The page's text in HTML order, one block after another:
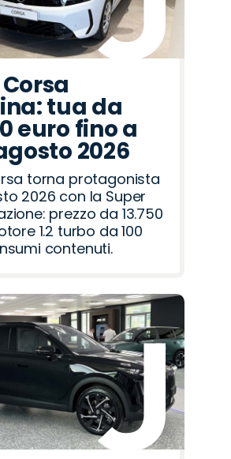
tua da
euro fino a
2026
torna protagonista
2026 con la Super
prezzo da 13.750
1.2 turbo da 100
contenuti.